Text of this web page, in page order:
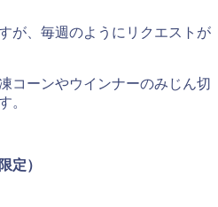
が、毎週のようにリクエストが
コーンやウインナーのみじん切
。
定）